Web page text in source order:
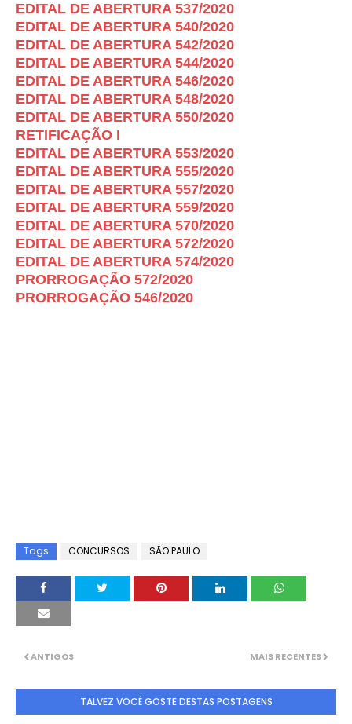
EDITAL DE ABERTURA 537/2020
EDITAL DE ABERTURA 540/2020
EDITAL DE ABERTURA 542/2020
EDITAL DE ABERTURA 544/2020
EDITAL DE ABERTURA 546/2020
EDITAL DE ABERTURA 548/2020
EDITAL DE ABERTURA 550/2020
RETIFICAÇÃO I
EDITAL DE ABERTURA 553/2020
EDITAL DE ABERTURA 555/2020
EDITAL DE ABERTURA 557/2020
EDITAL DE ABERTURA 559/2020
EDITAL DE ABERTURA 570/2020
EDITAL DE ABERTURA 572/2020
EDITAL DE ABERTURA 574/2020
PRORROGAÇÃO 572/2020
PRORROGAÇÃO 546/2020
Tags CONCURSOS SÃO PAULO
MAIS RECENTES
ANTIGOS
TALVEZ VOCÊ GOSTE DESTAS POSTAGENS